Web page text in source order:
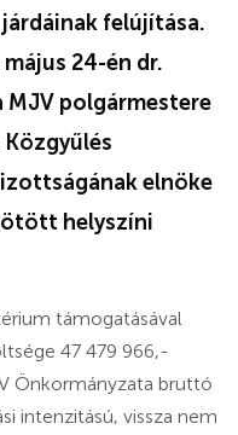
felújítása.
24-én dr.
MJV polgármestere
Közgyűlés
elnöke
helyszíni
támogatásával
47 479 966,-
Önkormányzata bruttó
intenzitású, vissza nem